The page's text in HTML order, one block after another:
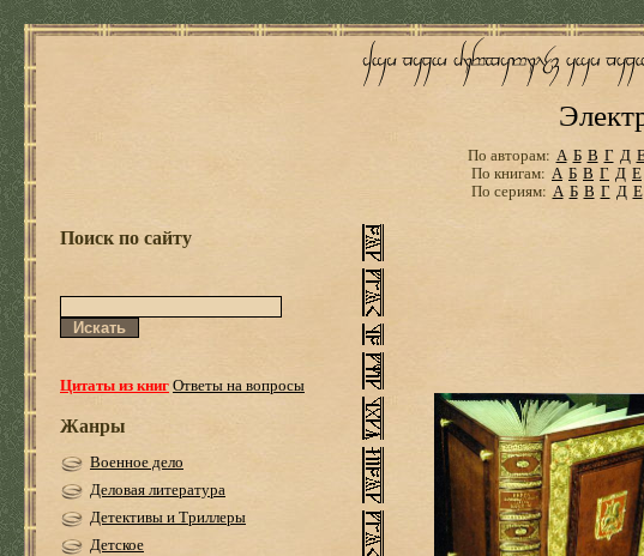
По авторам: А Б В Г Д
По книгам: А Б В Г Д Е
По сериям: А Б В Г Д Е
Поиск по сайту
Цитаты из книгОтветы на вопросы
Жанры
Военное дело
Деловая литература
Детективы и Триллеры
Детское